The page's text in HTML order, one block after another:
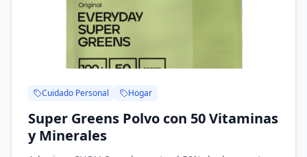
Cuidado Personal Hogar
Super Greens Polvo con 50 Vitaminas
y Minerales